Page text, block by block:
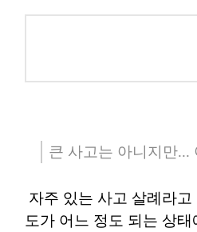
큰 사고는 아니지만...
자주 있는 사고 살례라
도가 어느 정도 되는 상